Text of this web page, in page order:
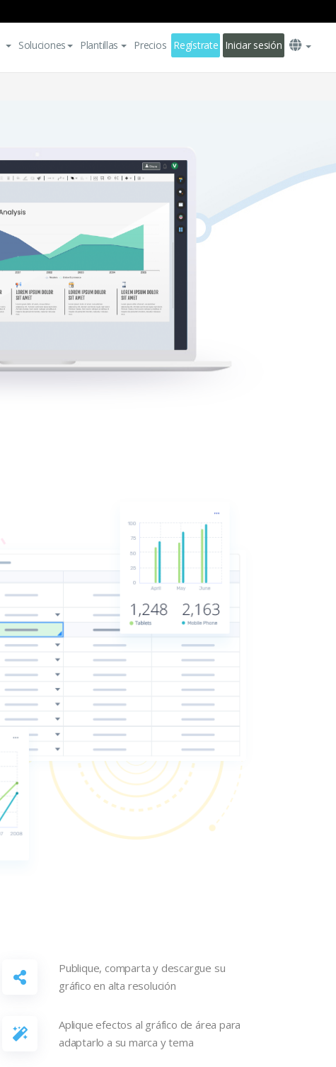
Soluciones Plantillas Precios Regístrate Iniciar sesión
Publique, comparta y descargue su
gráfico en alta resolución
Aplique efectos al gráfico de área para
adaptarlo a su marca y tema